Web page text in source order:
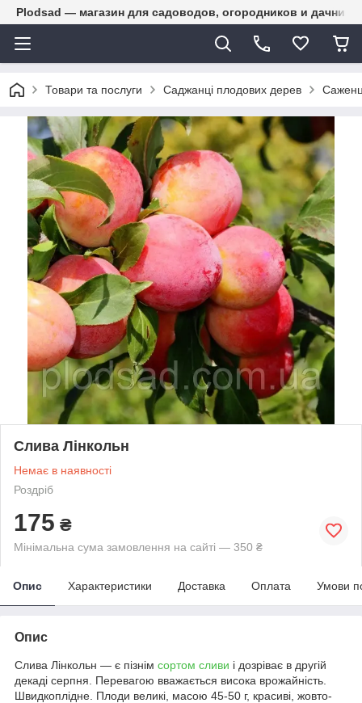
Plodsad — магазин для садоводов, огородников и
Товари та послуги Саджанці плодових дерев
Слива Лінкольн
Немає в наявності
Роздріб
175 ₴
Мінімальна сума замовлення на сайті — 350 ₴
Опис Характеристики Доставка Оплата Умови
Опис
Слива Лінкольн — є пізнім сортом сливи і дозріває в другій
декаді серпня. Перевагою вважається висока врожайність.
Швидкоплідне. Плоди великі, масою 45-50 г, красиві, жовто-